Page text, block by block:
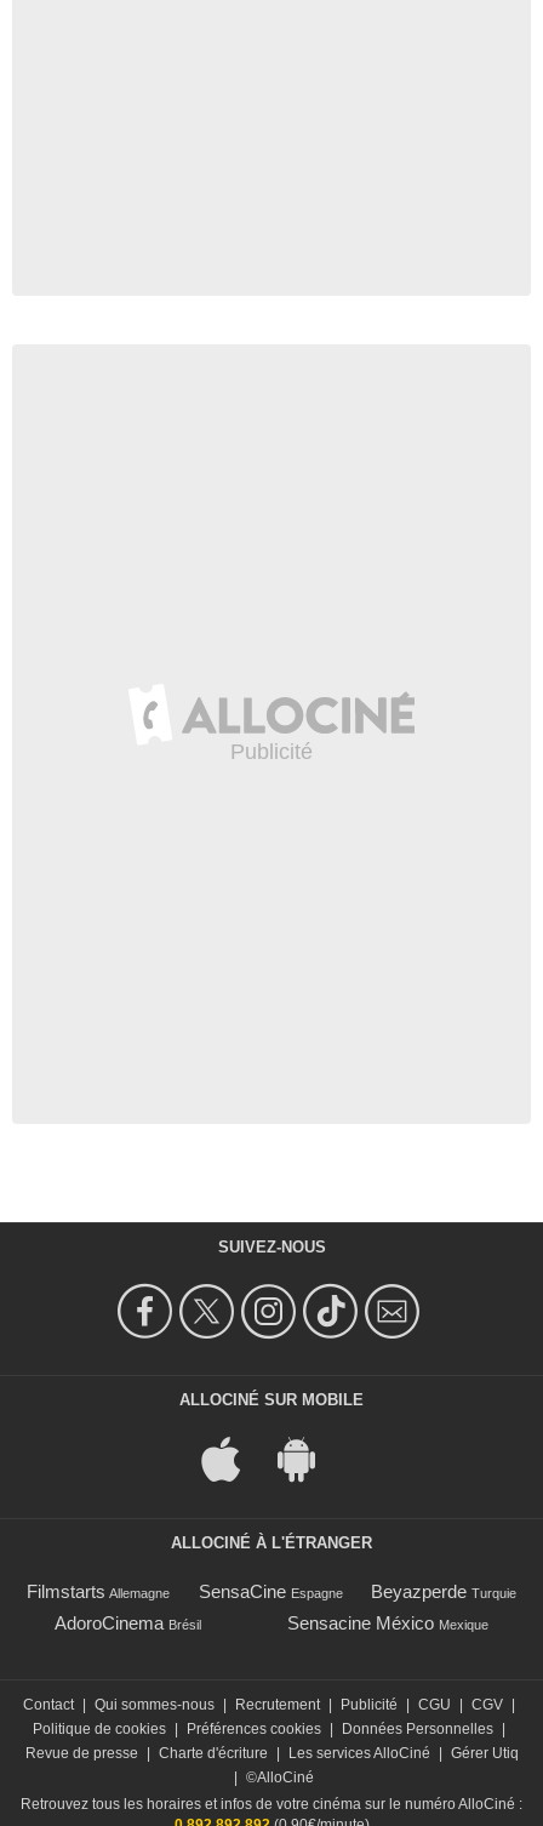
SUIVEZ-NOUS
ALLOCINÉ SUR MOBILE
ALLOCINÉ À L'ÉTRANGER
Filmstarts Allemagne SensaCine Espagne Beyazperde Turquie
AdoroCinema Brésil Sensacine México Mexique
Contact | Qui sommes-nous | Recrutement | Publicité | CGU | CGV |
Politique de cookies | Préférences cookies | Données Personnelles |
Revue de presse
| Charte d'écriture | Les services AlloCiné | Gérer Utiq
| ©AlloCiné
Retrouvez tous les horaires et infos de votre cinéma sur le numéro AlloCiné :